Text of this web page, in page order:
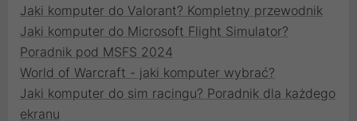
Jaki komputer do Valorant? Kompletny przewodnik
Jaki komputer do Microsoft Flight Simulator?
Poradnik pod MSFS 2024
World of Warcraft - jaki komputer wybrać?
Jaki komputer do sim racingu? Poradnik dla każdego
ekranu